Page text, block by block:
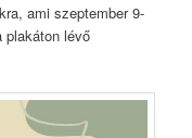
ami szeptember 9-
plakáton lévő